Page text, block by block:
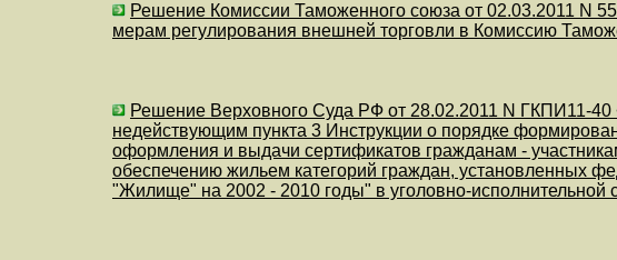
Решение Комиссии Таможенного союза от 02.03.2011 N
мерам регулирования внешней торговли в Комиссию
Решение Верховного Суда РФ от 28.02.2011 N ГКПИ11-40
недействующим пункта 3 Инструкции о порядке
оформления и выдачи сертификатов гражданам -
обеспечению жильем категорий граждан, установленных
"Жилище" на 2002 - 2010 годы" в уголовно-